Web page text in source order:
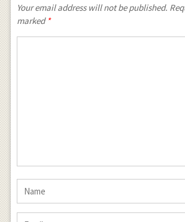
Your email address will not be published.
marked *